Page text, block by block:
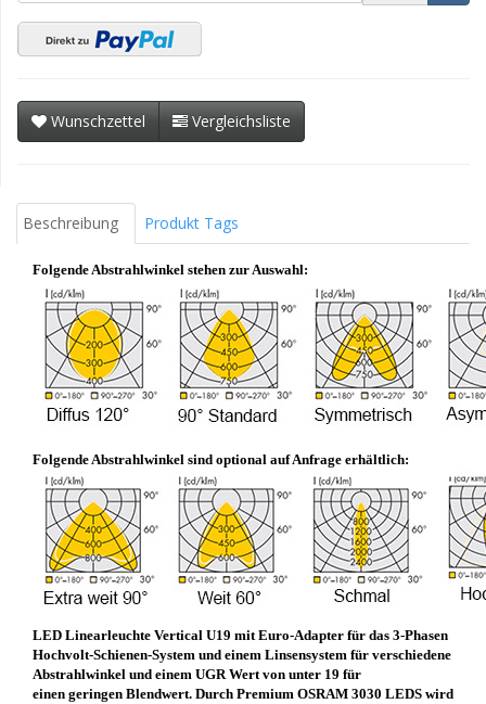
Wunschzettel Vergleichsliste
Beschreibung Produkt Tags
Folgende Abstrahlwinkel stehen zur Auswahl:
Folgende Abstrahlwinkel sind optional auf Anfrage erhältlich:
LED Linearleuchte Vertical U19 mitEuro-Adapter für das 3-Phasen
Hochvolt-Schienen-System und einem Linsensystem für verschiedene
Abstrahlwinkel und einem UGR Wert von unter 19 für
einen geringen Blendwert. Durch Premium OSRAM 3030 LEDS wird